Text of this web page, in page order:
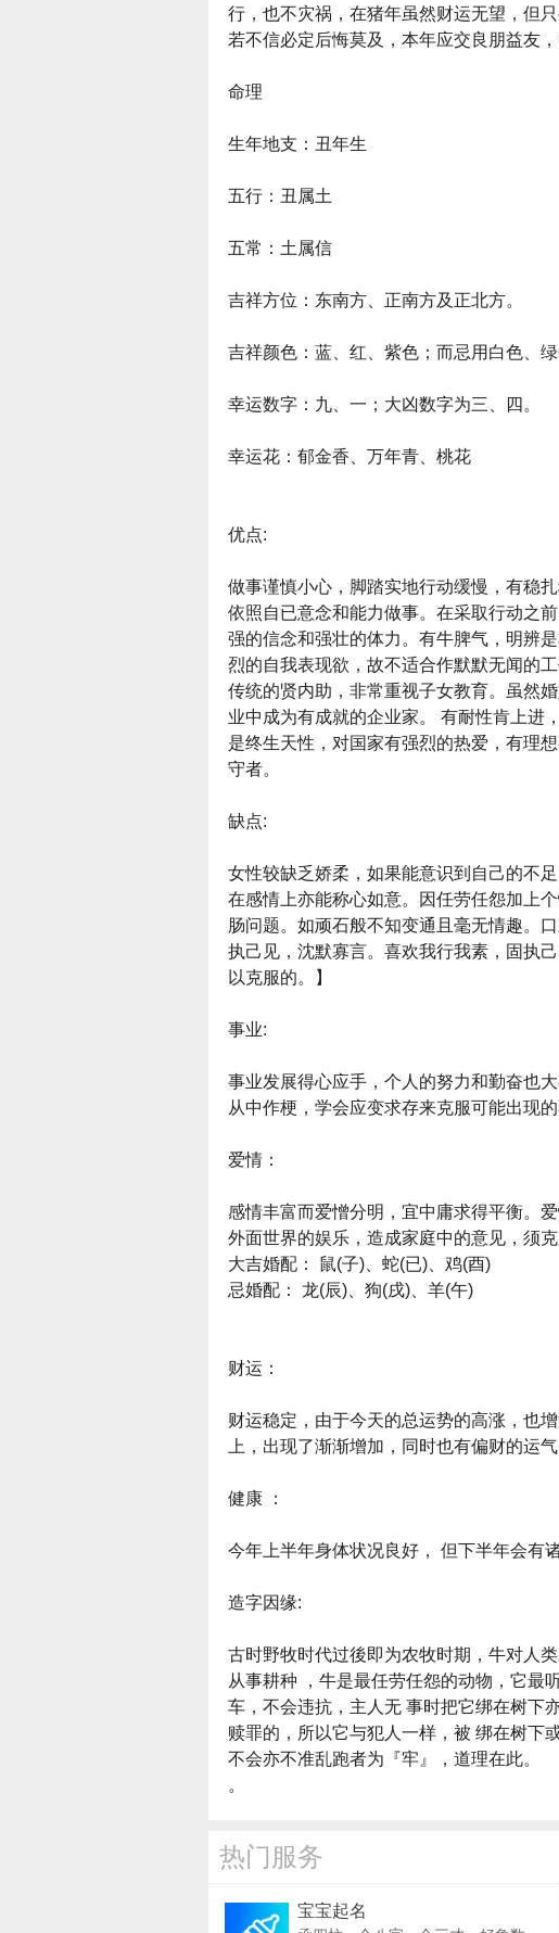
行，也不灾祸，在猪年虽然财运无望，但
若不信必定后悔莫及，本年应交良朋益友
命理
生年地支：丑年生
五行：丑属土
五常：土属信
吉祥方位：东南方、正南方及正北方。
吉祥颜色：蓝、红、紫色；而忌用白色、绿
幸运数字：九、一；大凶数字为三、四。
幸运花：郁金香、万年青、桃花
优点:
做事谨慎小心，脚踏实地行动缓慢，有稳
依照自已意念和能力做事。在采取行动之
强的信念和强壮的体力。有牛脾气，明辨
烈的自我表现欲，故不适合作默默无闻的
传统的贤内助，非常重视子女教育。虽然
业中成为有成就的企业家。 有耐性肯上进
是终生天性，对国家有强烈的热爱，有理
守者。
缺点:
女性较缺乏娇柔，如果能意识到自己的不
在感情上亦能称心如意。因任劳任怨加上
肠问题。如顽石般不知变通且毫无情趣。
执己见，沈默寡言。喜欢我行我素，固执
以克服的。】
事业:
事业发展得心应手，个人的努力和勤奋也
从中作梗，学会应变求存来克服可能出现
爱情：
感情丰富而爱憎分明，宜中庸求得平衡。
外面世界的娱乐，造成家庭中的意见，须
大吉婚配： 鼠(子)、蛇(已)、鸡(酉)
忌婚配： 龙(辰)、狗(戌)、羊(午)
财运：
财运稳定，由于今天的总运势的高涨，也
上，出现了渐渐增加，同时也有偏财的运
健康 ：
今年上半年身体状况良好， 但下半年会有
造字因缘:
古时野牧时代过後即为农牧时期，牛对人
从事耕种 ，牛是最任劳任怨的动物，它最
车，不会违抗，主人无 事时把它绑在树下
赎罪的，所以它与犯人一样，被 绑在树下
不会亦不准乱跑者为『牢』，道理在此。
。
热门服务
宝宝起名